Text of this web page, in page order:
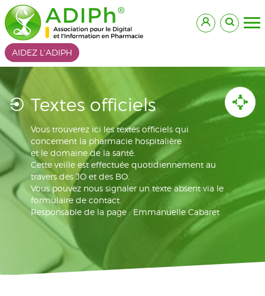
AIDEZ L'ADIPH
Textes officiels
Vous trouverez ici les textes officiels qui
concernent la pharmacie hospitalière
et le domaine de la santé.
Cette veille est effectuée quotidiennement au
travers des JO et des BO.
Vous pouvez nous signaler un texte absent via le
formulaire de contact.
Responsable de la page : Emmanuelle Cabaret